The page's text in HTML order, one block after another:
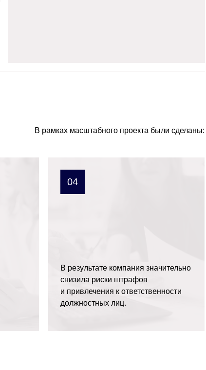
В результате компания значительно
снизила риски штрафов
и привлечения к ответственности
должностных лиц.
04
В рамках масштабного проекта были сделаны: